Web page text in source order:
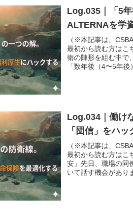
Log.035｜「5年
ALTERNAを学
（※本記事は、
最初から読む方はこ
衛の陣形を組む中で
「数年後（4〜5年後
Log.034｜働け
「団信」をハ
（※本記事は、
最初から読む方はこ
安」先日、職場の同
いて話す機会があり